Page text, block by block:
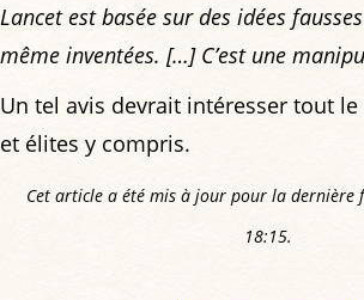
Lancet est basée sur des idées
même inventées. […] C’est une
Un tel avis devrait intéresser tout
et élites y compris.
Cet article a été mis à jour pour la dernière
18:15.